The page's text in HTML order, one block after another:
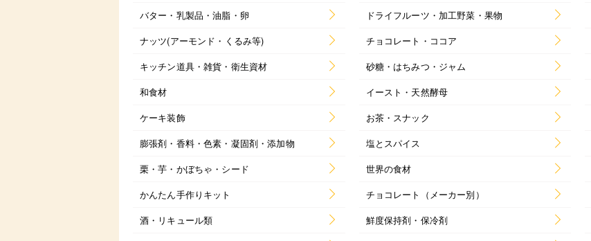
バター・乳製品・油脂・卵
ドライフルーツ・加工野菜・果物
ナッツ(アーモンド・くるみ等)
チョコレート・ココア
キッチン道具・雑貨・衛生資材
砂糖・はちみつ・ジャム
和食材
イースト・天然酵母
ケーキ装飾
お茶・スナック
膨張剤・香料・色素・凝固剤・添加物
塩とスパイス
栗・芋・かぼちゃ・シード
世界の食材
かんたん手作りキット
チョコレート（メーカー別）
酒・リキュール類
鮮度保持剤・保冷剤